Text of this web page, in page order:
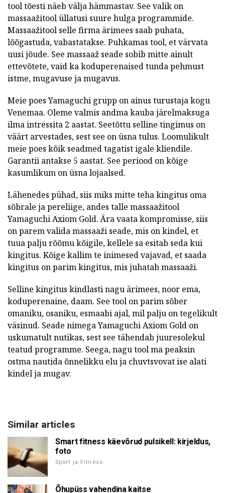
tool tõesti näeb välja hämmastav. See valik on
massaažitool üllatusi suure hulga programmide.
Massaažitool selle firma ärimees saab puhata,
lõõgastuda, vabastatakse. Puhkamas tool, et värvata
uusi jõude. See massaaž seade sobib mitte ainult
ettevõtete, vaid ka koduperenaised tunda pehmust
istme, mugavuse ja mugavus.
Meie poes Yamaguchi grupp on ainus turustaja kogu
Venemaa. Oleme valmis andma kauba järelmaksuga
ilma intressita 2 aastat. Seetõttu selline tingimus on
väärt arvestades, sest see on üsna tulus. Loomulikult
meie poes kõik seadmed tagatist igale kliendile.
Garantii antakse 5 aastat. See periood on kõige
kasumlikum on üsna lojaalsed.
Lähenedes pühad, siis miks mitte teha kingitus oma
sõbrale ja pereliige, andes talle massaažitool
Yamaguchi Axiom Gold. Ära vaata kompromisse, siis
on parem valida massaaži seade, mis on kindel, et
tuua palju rõõmu kõigile, kellele sa esitab seda kui
kingitus. Kõige kallim te inimesed vajavad, et saada
kingitus on parim kingitus, mis juhatab massaaži.
Selline kingitus kindlasti nagu ärimees, noor ema,
koduperenaine, daam. See tool on parim sõber
omaniku, osaniku, esmaabi ajal, mil palju on tegelikult
väsinud. Seade nimega Yamaguchi Axiom Gold on
uskumatult nutikas, sest see tähendab juuresolekul
teatud programme. Seega, nagu tool ma peaksin
ostma nautida õnnelikku elu ja chuvtsvovat ise alati
kindel ja mugav.
Similar articles
Smart fitness käevõrud pulsikell: kirjeldus,
foto
Sport ja Fitness
Õhupüss vahendina kaitse